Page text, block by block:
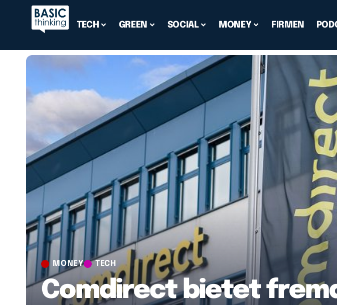
TECH GREEN SOCIAL MONEY FIRMEN
MONEY TECH
Comdirect bietet